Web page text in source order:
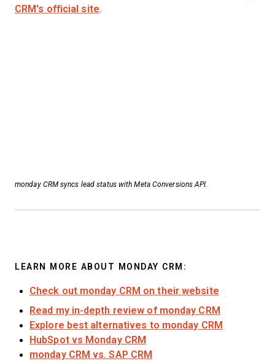
monday CRM syncs lead status with Meta Conversions API.
CRM's official site.
LEARN MORE ABOUT MONDAY CRM:
Check out monday CRM on their website
Read my in-depth review of monday CRM
Explore best alternatives to monday CRM
HubSpot vs Monday CRM
monday CRM vs. SAP CRM